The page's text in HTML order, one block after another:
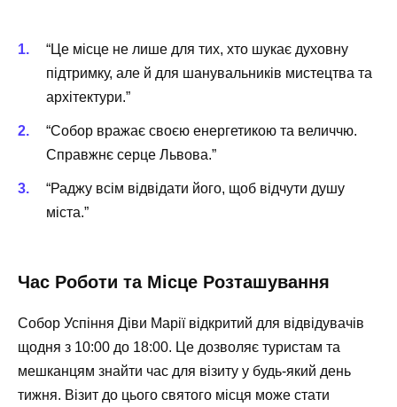
“Це місце не лише для тих, хто шукає духовну
підтримку, але й для шанувальників мистецтва та
архітектури.”
“Собор вражає своєю енергетикою та величчю.
Справжнє серце Львова.”
“Раджу всім відвідати його, щоб відчути душу
міста.”
Час Роботи та Місце Розташування
Собор Успіння Діви Марії відкритий для відвідувачів
щодня з 10:00 до 18:00. Це дозволяє туристам та
мешканцям знайти час для візиту у будь-який день
тижня. Візит до цього святого місця може стати